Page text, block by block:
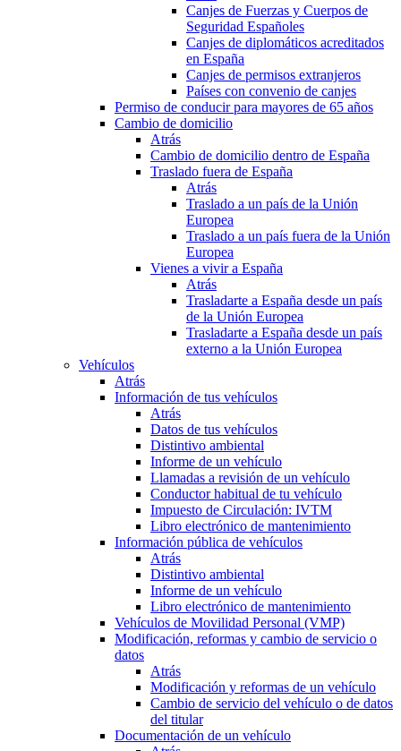
Canjes de Fuerzas y Cuerpos de
Seguridad Españoles
Canjes de diplomáticos acreditados
en España
Canjes de permisos extranjeros
Países con convenio de canjes
Permiso de conducir para mayores de 65 años
Cambio de domicilio
Atrás
Cambio de domicilio dentro de España
Traslado fuera de España
Atrás
Traslado a un país de la Unión
Europea
Traslado a un país fuera de la Unión
Europea
Vienes a vivir a España
Atrás
Trasladarte a España desde un país
de la Unión Europea
Trasladarte a España desde un país
externo a la Unión Europea
Vehículos
Atrás
Información de tus vehículos
Atrás
Datos de tus vehículos
Distintivo ambiental
Informe de un vehículo
Llamadas a revisión de un vehículo
Conductor habitual de tu vehículo
Impuesto de Circulación: IVTM
Libro electrónico de mantenimiento
Información pública de vehículos
Atrás
Distintivo ambiental
Informe de un vehículo
Libro electrónico de mantenimiento
Vehículos de Movilidad Personal (VMP)
Modificación, reformas y cambio de servicio o
datos
Atrás
Modificación y reformas de un vehículo
Cambio de servicio del vehículo o de datos
del titular
Documentación de un vehículo